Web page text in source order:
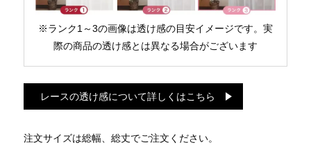
※ランク1～3の画像は透け感の目安イメージです。実
際の商品の透け感とは異なる場合がございます
レースの透け感について詳しくはこちら
注文サイズは総幅、総丈でご注文ください。